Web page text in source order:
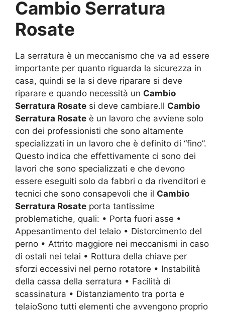
Cambio Serratura
Rosate
La serratura è un meccanismo che va ad essere
importante per quanto riguarda la sicurezza in
casa, quindi se la si deve riparare si deve
riparare e quando necessità un Cambio
Serratura Rosate si deve cambiare.Il Cambio
Serratura Rosate è un lavoro che avviene solo
con dei professionisti che sono altamente
specializzati in un lavoro che è definito di “fino”.
Questo indica che effettivamente ci sono dei
lavori che sono specializzati e che devono
essere eseguiti solo da fabbri o da rivenditori e
tecnici che sono consapevoli che il Cambio
Serratura Rosate porta tantissime
problematiche, quali: • Porta fuori asse •
Appesantimento del telaio • Distorcimento del
perno • Attrito maggiore nei meccanismi in caso
di ostali nei telai • Rottura della chiave per
sforzi eccessivi nel perno rotatore • Instabilità
della cassa della serratura • Facilità di
scassinatura • Distanziamento tra porta e
telaioSono tutti elementi che avvengono proprio